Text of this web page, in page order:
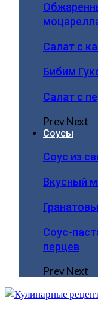
Салат с
Бибим
Салат с
PrevNext
Соусы
Соус из
Вкусный
Соус-
перцев
PrevNext